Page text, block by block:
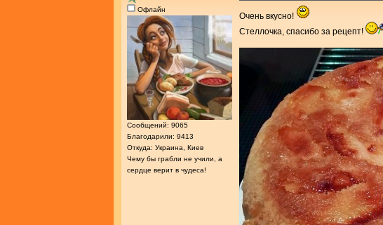
Офлайн
Сообщений: 9065
Благодарили: 9413
Откуда: Украина, Киев
Чему бы грабли не учили, а
сердце верит в чудеса!
Очень вкусно!
Стеллочка, спасибо за рецепт!